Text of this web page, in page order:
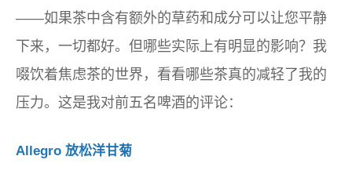
——如果茶中含有额外的草药和成分可以让您平静
下来，一切都好。但哪些实际上有明显的影响？我
啜饮着焦虑茶的世界，看看哪些茶真的减轻了我的
压力。这是我对前五名啤酒的评论：
Allegro 放松洋甘菊